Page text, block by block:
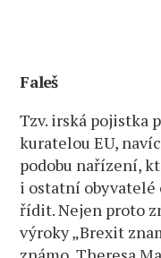
Faleš
Tzv. irská pojistka
kuratelou EU,
podobu nařízení,
i ostatní
řídit. Nejen proto
výroky „Brexit